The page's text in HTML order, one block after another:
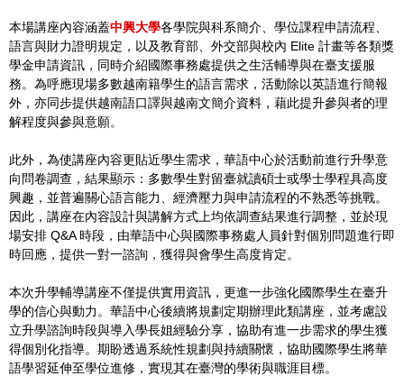
本場講座內容涵蓋中興大學各學院與科系簡介、學位課程申請流程、
語言與財力證明規定，以及教育部、外交部與校內 Elite 計畫等各類獎
學金申請資訊，同時介紹國際事務處提供之生活輔導與在臺支援服
務。為呼應現場多數越南籍學生的語言需求，活動除以英語進行簡報
外，亦同步提供越南語口譯與越南文簡介資料，藉此提升參與者的理
解程度與參與意願。
此外，為使講座內容更貼近學生需求，華語中心於活動前進行升學意
向問卷調查，結果顯示：多數學生對留臺就讀碩士或學士學程具高度
興趣，並普遍關心語言能力、經濟壓力與申請流程的不熟悉等挑戰。
因此，講座在內容設計與講解方式上均依調查結果進行調整，並於現
場安排 Q&A 時段，由華語中心與國際事務處人員針對個別問題進行即
時回應，提供一對一諮詢，獲得與會學生高度肯定。
本次升學輔導講座不僅提供實用資訊，更進一步強化國際學生在臺升
學的信心與動力。華語中心後續將規劃定期辦理此類講座，並考慮設
立升學諮詢時段與導入學長姐經驗分享，協助有進一步需求的學生獲
得個別化指導。期盼透過系統性規劃與持續關懷，協助國際學生將華
語學習延伸至學位進修，實現其在臺灣的學術與職涯目標。